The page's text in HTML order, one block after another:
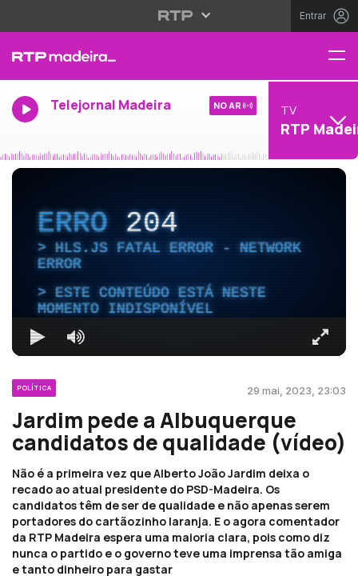
Entrar
Telejornal Madeira NO AR TV
RTP
ERRO204
HLS.JS FATAL ERROR - NETWORK
ERROR
ESTE CONTEÚDO ESTÁ NESTE
MOMENTO INDISPONÍVEL
POLÍTICA 29 mai, 2023, 23:03
Jardim pede a Albuquerque
candidatos de qualidade (vídeo)
Não é a primeira vez que Alberto João Jardim deixa o
recado ao atual presidente do PSD-Madeira. Os
candidatos têm de ser de qualidade e não apenas serem
portadores do cartãozinho laranja. E o agora comentador
da RTP Madeira espera uma maioria clara, pois como diz
nunca o partido e o governo teve uma imprensa tão amiga
e tanto dinheiro para gastar